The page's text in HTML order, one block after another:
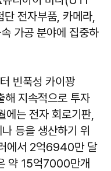
전자부품, 카메라,
가공 분야에 집중하
빈푹성 카이꽝
지속적으로 투자
는 전자 회로기판,
등을 생산하기 위
에서 2억6940만 달
약 15억7000만개